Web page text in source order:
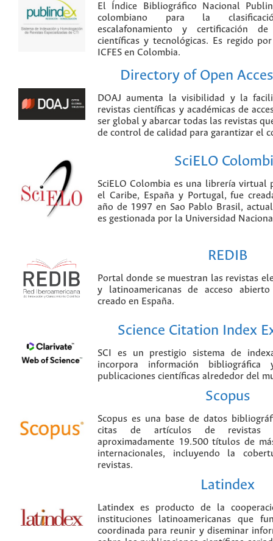
El Índice Bibliográfico Nacional
colombiano para la
escalafonamiento y certificación
científicas y tecnológicas. Es regido
ICFES en Colombia.
Directory of Open
DOAJ aumenta la visibilidad y la
revistas científicas y académicas de
ser global y abarcar todas las revistas
de control de calidad para garantizar el
SciELO
SciELO Colombia es una librería virtual
el Caribe, España y Portugal, fue
año de 1997 en Sao Pablo Brasil,
es gestionada por la Universidad
REDIB
Portal donde se muestran las revistas
y latinoamericanas de acceso
creado en España.
Science Citation Index
SCI es un prestigio sistema de
incorpora información
publicaciones científicas alrededor del
Scopus
Scopus es una base de datos
citas de artículos de revistas
aproximadamente 19.500 títulos de
internacionales, incluyendo la
revistas.
Latindex
Latindex es producto de la
instituciones latinoamericanas que
coordinada para reunir y diseminar